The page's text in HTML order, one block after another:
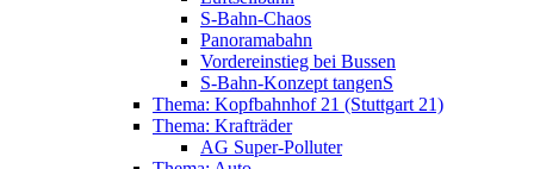
S-Bahn-Chaos
Panoramabahn
Vordereinstieg bei Bussen
S-Bahn-Konzept tangenS
Thema: Kopfbahnhof 21 (Stuttgart 21)
Thema: Krafträder
AG Super-Polluter